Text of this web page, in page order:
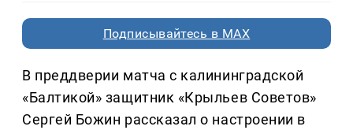
Подписывайтесь в MAX
В преддверии матча с калининградской
«Балтикой» защитник «Крыльев Советов»
Сергей Божин рассказал о настроении в